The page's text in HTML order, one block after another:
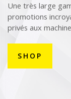
Une très large
promotions
privés aux
SHOP